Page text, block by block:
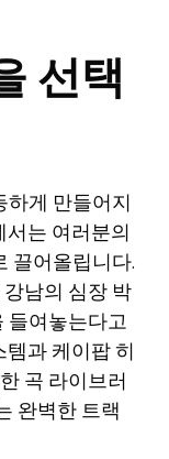
선택
게 만들어지
는 여러분의
끌어올립니다.
남의 심장 박
들여놓는다고
과 케이팝 히
곡 라이브러
완벽한 트랙